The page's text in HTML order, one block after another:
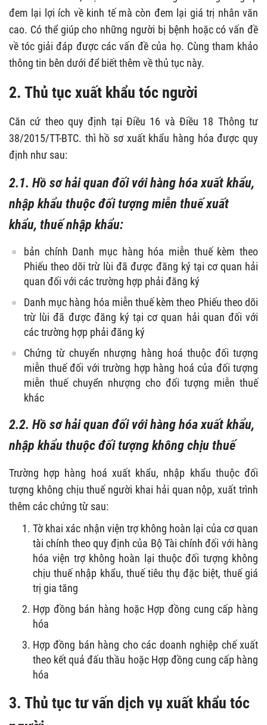
đem lại lợi ích về kinh tế mà còn đem lại giá trị nhân văn
cao. Có thể giúp cho những người bị bệnh hoặc có vấn đề
về tóc giải đáp được các vấn đề của họ. Cùng tham khảo
thông tin bên dưới để biết thêm về thủ tục này.
2. Thủ tục xuất khẩu tóc người
Căn cứ theo quy định tại Điều 16 và Điều 18 Thông tư
38/2015/TT-BTC. thì hồ sơ xuất khẩu hàng hóa được quy
định như sau:
2.1. Hồ sơ hải quan đối với hàng hóa xuất khẩu,
nhập khẩu thuộc đối tượng miễn thuế xuất
khẩu, thuế nhập khẩu:
bản chính Danh mục hàng hóa miễn thuế kèm theo
Phiếu theo dõi trừ lùi đã được đăng ký tại cơ quan hải
quan đối với các trường hợp phải đăng ký
Danh mục hàng hóa miễn thuế kèm theo Phiếu theo dõi
trừ lùi đã được đăng ký tại cơ quan hải quan đối với
các trường hợp phải đăng ký
Chứng từ chuyển nhượng hàng hoá thuộc đối tượng
miễn thuế đối với trường hợp hàng hoá của đối tượng
miễn thuế chuyển nhượng cho đối tượng miễn thuế
khác
2.2. Hồ sơ hải quan đối với hàng hóa xuất khẩu,
nhập khẩu thuộc đối tượng không chịu thuế
Trường hợp hàng hoá xuất khẩu, nhập khẩu thuộc đối
tượng không chịu thuế người khai hải quan nộp, xuất trình
thêm các chứng từ sau:
Tờ khai xác nhận viện trợ không hoàn lại của cơ quan
tài chính theo quy định của Bộ Tài chính đối với hàng
hóa viện trợ không hoàn lại thuộc đối tượng không
chịu thuế nhập khẩu, thuế tiêu thụ đặc biệt, thuế giá
trị gia tăng
Hợp đồng bán hàng hoặc Hợp đồng cung cấp hàng
hóa
Hợp đồng bán hàng cho các doanh nghiệp chế xuất
theo kết quả đấu thầu hoặc Hợp đồng cung cấp hàng
hóa
3. Thủ tục tư vấn dịch vụ xuất khẩu tóc